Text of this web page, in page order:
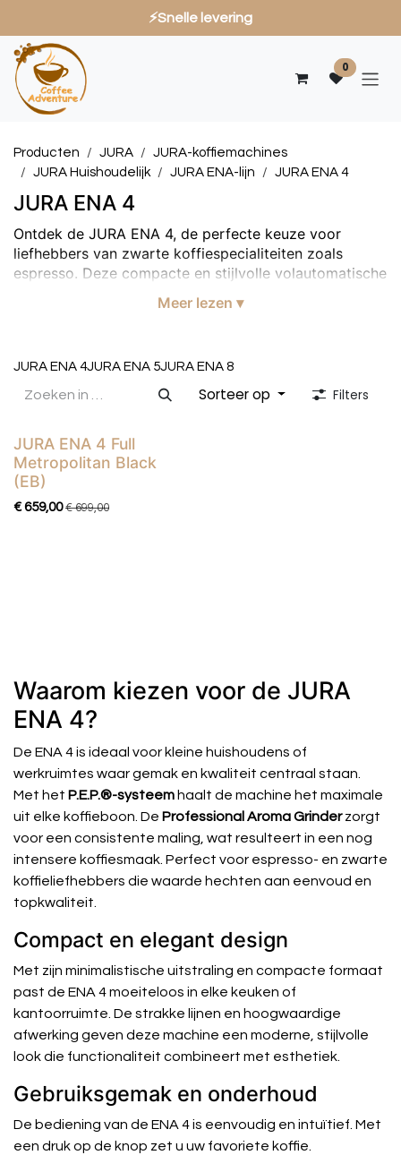
⚡Snelle levering
Overslaan naar inhoud
0
Producten JURA
JURA-koffiemachines
JURA Huishoudelijk
JURA ENA-lijn JURA ENA 4
JURA ENA 4
Ontdek de JURA ENA 4, de perfecte keuze voor
liefhebbers van zwarte koffiespecialiteiten zoals
espresso. Deze compacte en stijlvolle volautomatische
koffiemachine levert met één druk op de knop
constante kwaliteit en een vol aroma, precies zoals
Process (P.E.P.®) geniet u altijd van een optimaal
gebalanceerd kopje koffie. De ENA 4 is eenvoudig te
Meer lezen ▾
JURA ENA 4JURA ENA 5JURA ENA 8
Sorteer op Filters
Actie
JURA ENA 4 Full
Metropolitan Black
(EB)
€659,00 €699,00
Waarom kiezen voor de JURA
ENA 4?
De ENA 4 is ideaal voor kleine huishoudens of
werkruimtes waar gemak en kwaliteit centraal staan.
Met het P.E.P.®-systeem haalt de machine het maximale
uit elke koffieboon. De Professional Aroma Grinderzorgt
voor een consistente maling, wat resulteert in een nog
intensere koffiesmaak. Perfect voor espresso- en zwarte
koffieliefhebbers die waarde hechten aan eenvoud en
topkwaliteit.
Compact en elegant design
Met zijn minimalistische uitstraling en compacte formaat
past de ENA 4 moeiteloos in elke keuken of
kantoorruimte. De strakke lijnen en hoogwaardige
afwerking geven deze machine een moderne, stijlvolle
look die functionaliteit combineert met esthetiek.
Gebruiksgemak en onderhoud
De bediening van de ENA 4 is eenvoudig en intuïtief. Met
een druk op de knop zet u uw favoriete koffie.